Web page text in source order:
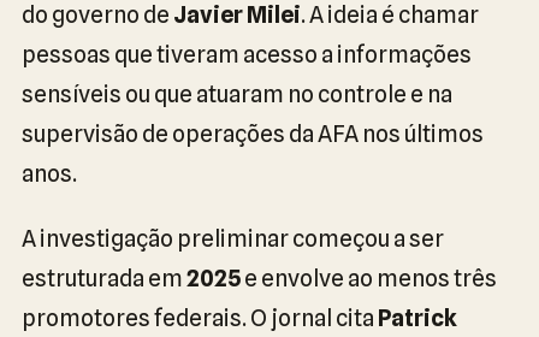
do governo de Javier Milei. A ideia é chamar
pessoas que tiveram acesso a informações
sensíveis ou que atuaram no controle e na
supervisão de operações da AFA nos últimos
anos.
A investigação preliminar começou a ser
estruturada em2025e envolve ao menos três
promotores federais. O jornal cita Patrick